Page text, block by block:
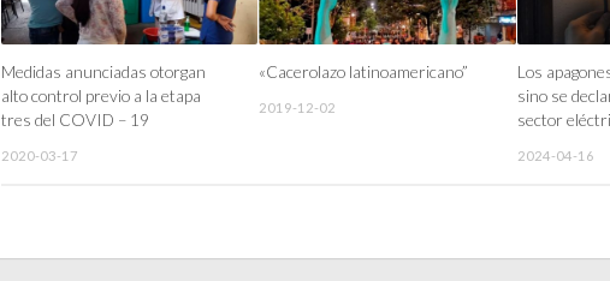
Medidas anunciadas otorgan
alto control previo a la etapa
tres del COVID – 19
2020-03-17
«Cacerolazo latinoamericano”
2019-12-02
Los
sino se
sector
2024-04-16